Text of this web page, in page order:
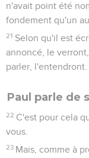
n'avait point été
fondement qu'un
21 Selon qu'il est
annoncé, le
parler, l'entendront.
Paul parle de
22 C'est pour cela
vous.
23 Mais, comme à